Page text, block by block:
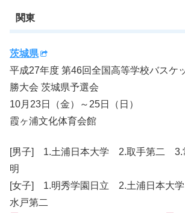
関東
茨城県
平成27年度 第46回全国高等学校バスケ
勝大会 茨城県予選会
10月23日（金）～25日（日）
霞ヶ浦文化体育会館
[男子] 1.土浦日本大学 2.取手第二 3.
明
[女子] 1.明秀学園日立 2.土浦日本大
水戸第二